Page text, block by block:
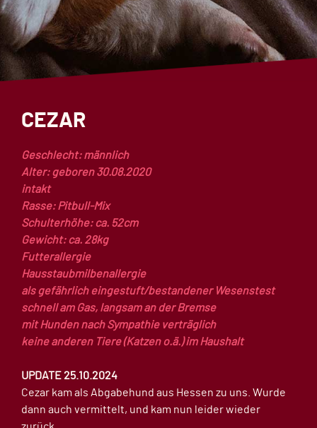
CEZAR
Geschlecht: männlich
Alter: geboren 30.08.2020
intakt
Rasse: Pitbull-Mix
Schulterhöhe: ca. 52cm
Gewicht: ca. 28kg
Futterallergie
Hausstaubmilbenallergie
als gefährlich eingestuft/bestandener Wesenstest
schnell am Gas, langsam an der Bremse
mit Hunden nach Sympathie verträglich
keine anderen Tiere (Katzen o.ä.) im Haushalt
UPDATE 25.10.2024
Cezar kam als Abgabehund aus Hessen zu uns. Wurde
dann auch vermittelt, und kam nun leider wieder